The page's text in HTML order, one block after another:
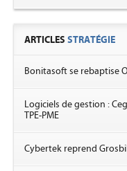
ARTICLES STRATÉGIE
Bonitasoft se rebaptise
Logiciels de gestion :
TPE-PME
Cybertek reprend Grosbill